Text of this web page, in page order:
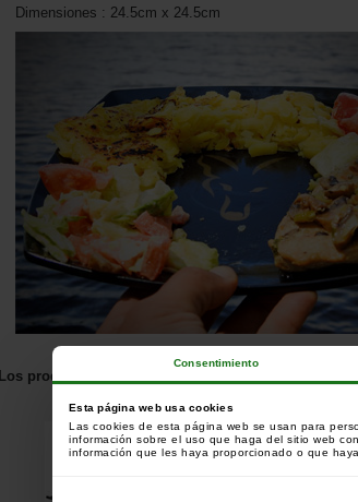
Consentimiento
Esta página web usa cookies
Las cookies de esta página web se usan para
información sobre el uso que haga del sitio web
información que les haya proporcionado o que
Dimensiones : 24.5cm x 24.5cm
Los productos relacionados con este artículo:
Los clientes que han comprado